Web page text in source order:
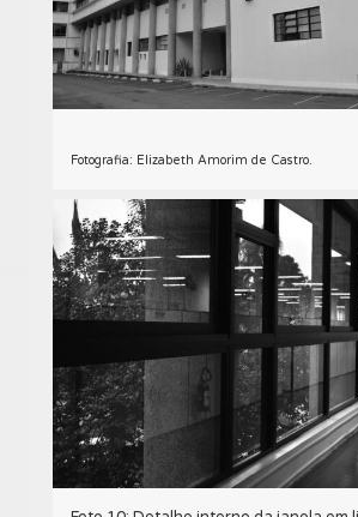
Fotografia: Elizabeth Amorim de Castro.